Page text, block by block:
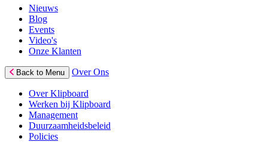
Nieuws
Blog
Events
Video's
Onze Klanten
Back to Menu Over Ons
Over Klipboard
Werken bij Klipboard
Management
Duurzaamheidsbeleid
Policies